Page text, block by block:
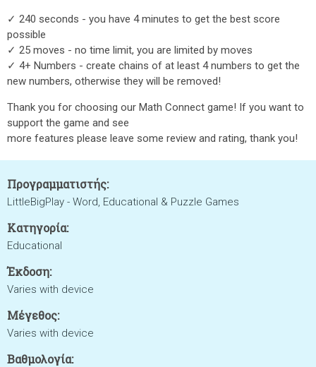
✓ 240 seconds - you have 4 minutes to get the best score
possible
✓ 25 moves - no time limit, you are limited by moves
✓ 4+ Numbers - create chains of at least 4 numbers to get the
new numbers, otherwise they will be removed!
Thank you for choosing our Math Connect game! If you want to
support the game and see
more features please leave some review and rating, thank you!
Προγραμματιστής:
LittleBigPlay - Word, Educational & Puzzle Games
Κατηγορία:
Educational
Έκδοση:
Varies with device
Μέγεθος:
Varies with device
Βαθμολογία: